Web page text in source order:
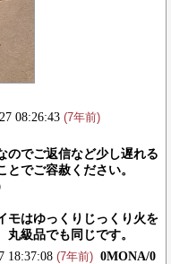
08:26:43 (7年前)
のでご返信など少し遅れる
でご容赦ください。
モはゆっくりじっくり火を
級品でも同じです。
18:37:08 (7年前) 0MONA/0